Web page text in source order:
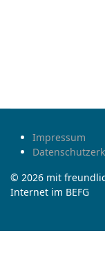
Impressum
© 2026 mit
Internet im BEFG